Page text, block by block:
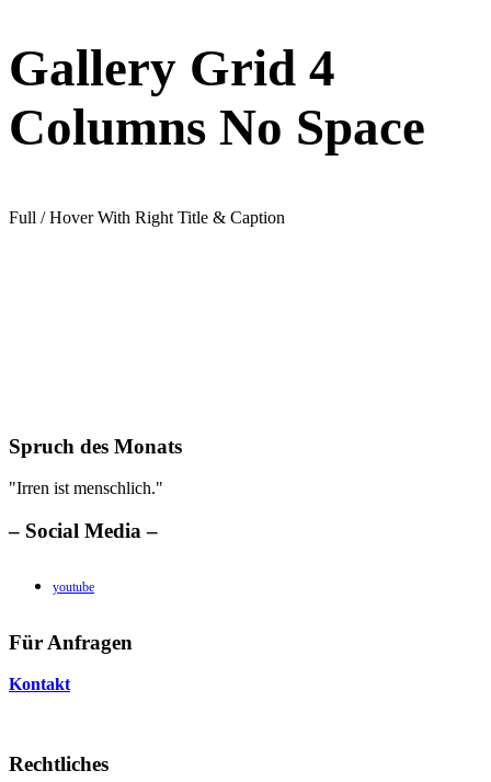
Gallery Grid 4
Columns No Space
Full / Hover With Right Title & Caption
Spruch des Monats
"Irren ist menschlich."
– Social Media –
youtube
Für Anfragen
Kontakt
Rechtliches